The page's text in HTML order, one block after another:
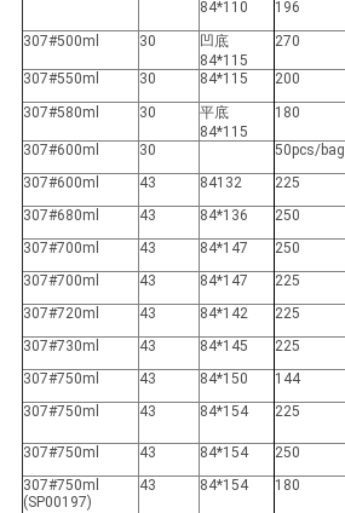
84*110 196
307#500ml
30
凹底
84*115
270
307#550ml 30 84*115 200
307#580ml
30
平底
84*115
180
307#600ml 30 50pcs/bag
307#600ml
43 84132 225
307#680ml
43 84*136 250
307#700ml
43 84*147 250
307#700ml
43 84*147 225
307#720ml
43 84*142 225
307#730ml
43 84*145 225
307#750ml
43 84*150 144
307#750ml
43 84*154 225
307#750ml 43 84*154 250
307#750ml
(SP00197)
43 84*154 180